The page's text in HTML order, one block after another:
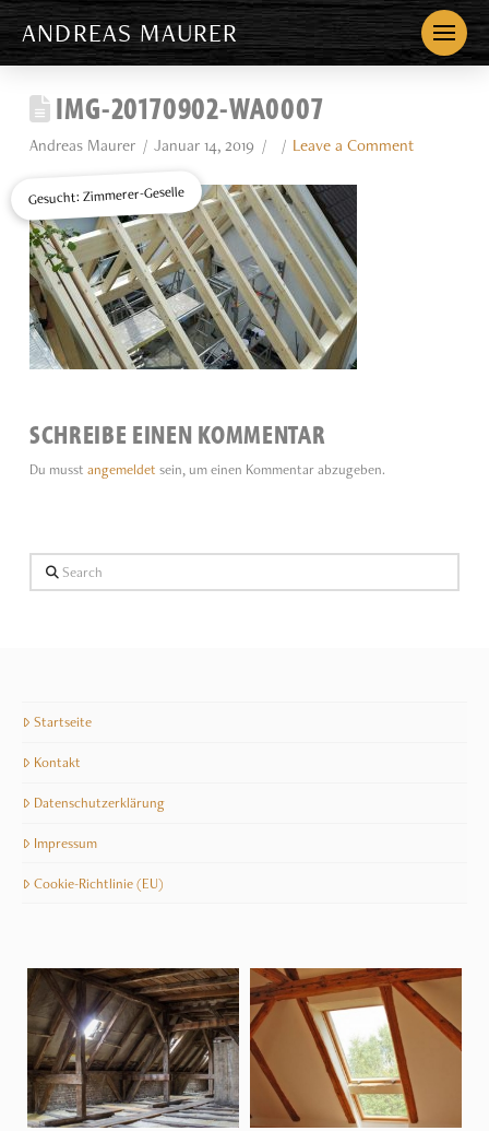
ANDREAS MAURER
Gesucht: Zimmerer-Geselle
IMG-20170902-WA0007
Andreas Maurer Januar 14, 2019 Leave a Comment
SCHREIBE EINEN KOMMENTAR
Du musst angemeldet sein, um einen Kommentar abzugeben.
Search
Startseite
Kontakt
Datenschutzerklärung
Impressum
Cookie-Richtlinie (EU)